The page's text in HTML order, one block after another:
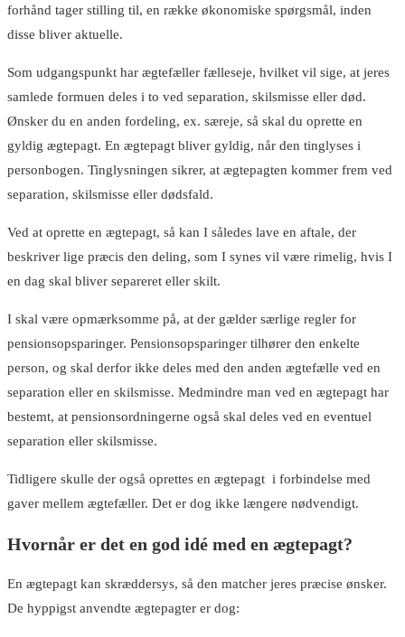
forhånd tager stilling til, en række økonomiske spørgsmål, inden
disse bliver aktuelle.
Som udgangspunkt har ægtefæller fælleseje, hvilket vil sige, at jeres
samlede formuen deles i to ved separation, skilsmisse eller død.
Ønsker du en anden fordeling, ex. særeje, så skal du oprette en
gyldig ægtepagt. En ægtepagt bliver gyldig, når den tinglyses i
personbogen. Tinglysningen sikrer, at ægtepagten kommer frem ved
separation, skilsmisse eller dødsfald.
Ved at oprette en ægtepagt, så kan I således lave en aftale, der
beskriver lige præcis den deling, som I synes vil være rimelig, hvis I
en dag skal bliver separeret eller skilt.
I skal være opmærksomme på, at der gælder særlige regler for
pensionsopsparinger. Pensionsopsparinger tilhører den enkelte
person, og skal derfor ikke deles med den anden ægtefælle ved en
separation eller en skilsmisse. Medmindre man ved en ægtepagt har
bestemt, at pensionsordningerne også skal deles ved en eventuel
separation eller skilsmisse.
Tidligere skulle der også oprettes en ægtepagt i forbindelse med
gaver mellem ægtefæller. Det er dog ikke længere nødvendigt.
Hvornår er det en god idé med en ægtepagt?
En ægtepagt kan skræddersys, så den matcher jeres præcise ønsker.
De hyppigst anvendte ægtepagter er dog: